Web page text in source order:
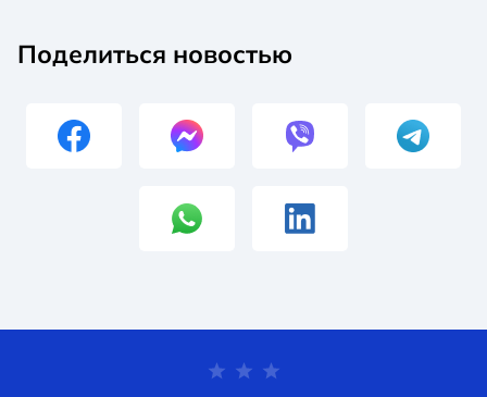
Поделиться новостью